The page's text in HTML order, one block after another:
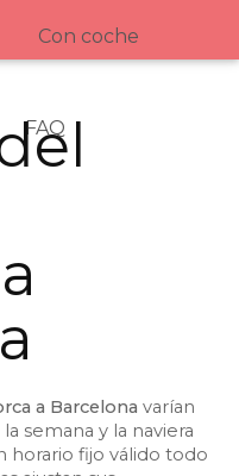
Con coche
FAQ
a Barcelona varían
semana y la naviera
horario fijo válido todo